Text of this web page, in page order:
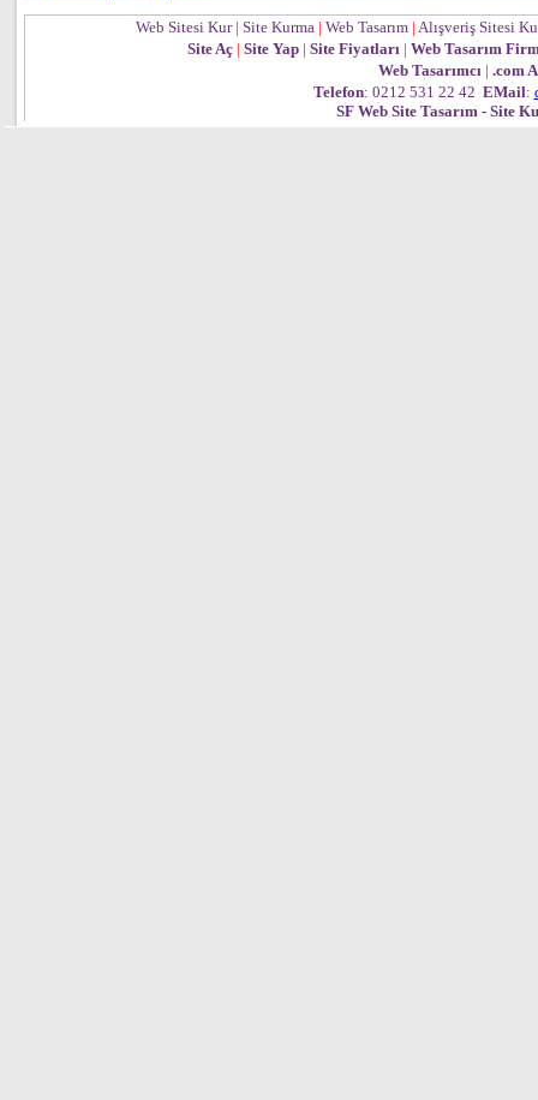
Web Sitesi Kur | Site Kurma | Web Tasarım | Alışveriş Sitesi
Site Aç | Site Yap | Site Fiyatları | Web Tasarım
Web Tasarımcı | .com
Telefon: 0212 531 22 42 EMail:
SF Web Site Tasarım - Site